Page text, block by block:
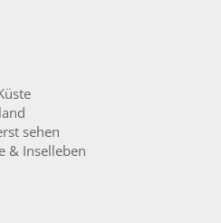
sehen
& Inselleben